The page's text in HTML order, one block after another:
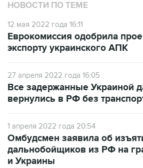
НОВОСТИ ПО ТЕМЕ
12 мая 2022 года 16:11
Еврокомиссия одобрила
экспорту украинского АПК
27 апреля 2022 года 16:05
Все задержанные Украиной
вернулись в РФ без
1 апреля 2022 года 20:54
Омбудсмен заявила об
дальнобойщиков из РФ на
и Украины